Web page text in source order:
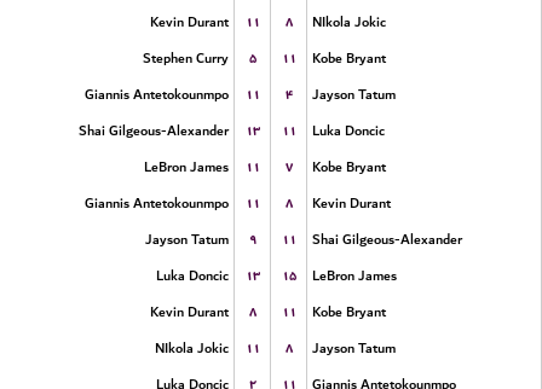
Kevin Durant
۱۱ ۸
NIkola Jokic
Stephen Curry
۵ ۱۱
Kobe Bryant
Giannis Antetokounmpo
۱۱ ۴
Jayson Tatum
Shai Gilgeous-Alexander
۱۳ ۱۱
Luka Doncic
LeBron James
۱۱ ۷
Kobe Bryant
Giannis Antetokounmpo
۱۱ ۸
Kevin Durant
Jayson Tatum
۹ ۱۱
Shai Gilgeous-Alexander
Luka Doncic
۱۳ ۱۵
LeBron James
Kevin Durant
۸ ۱۱
Kobe Bryant
NIkola Jokic
۱۱ ۸
Jayson Tatum